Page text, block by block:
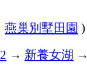
燕巢別墅田園 )
2 → 新養女湖 →